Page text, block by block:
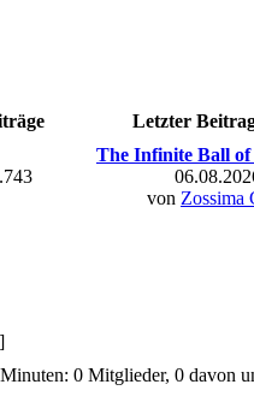
Letzter
The Infinite Ball of
von Zossima
]
0 Mitglieder, 0 davon